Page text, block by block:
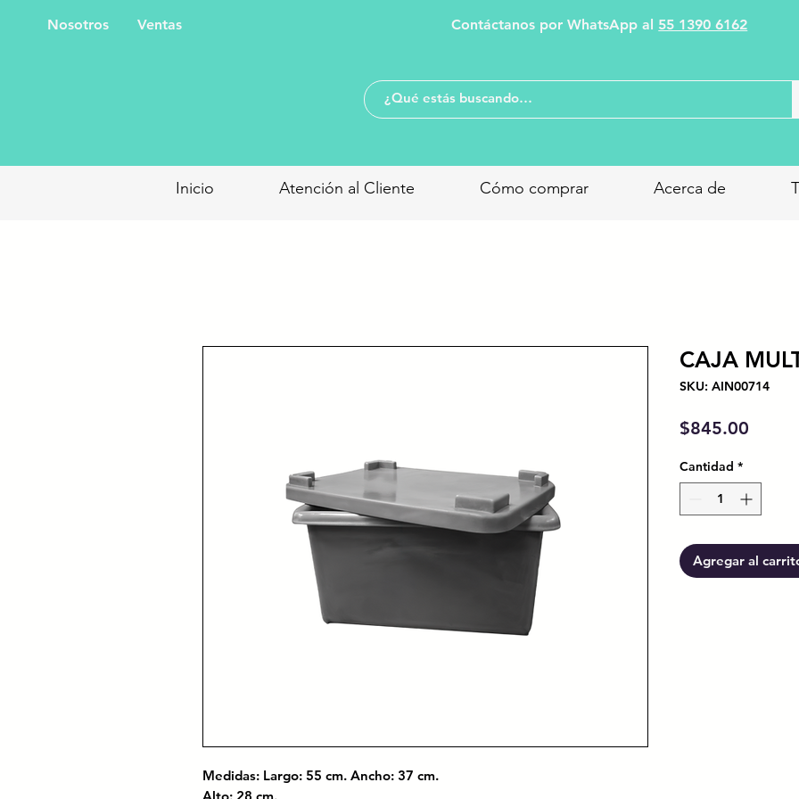
Nosotros Ventas Contáctanos por WhatsApp al 55 1390 6162
Inicio Atención al Cliente Cómo comprar Acerca de
Medidas: Largo: 55 cm. Ancho: 37 cm.
CAJA
SKU: AIN00714
$845.00
Cantidad *
Agregar al